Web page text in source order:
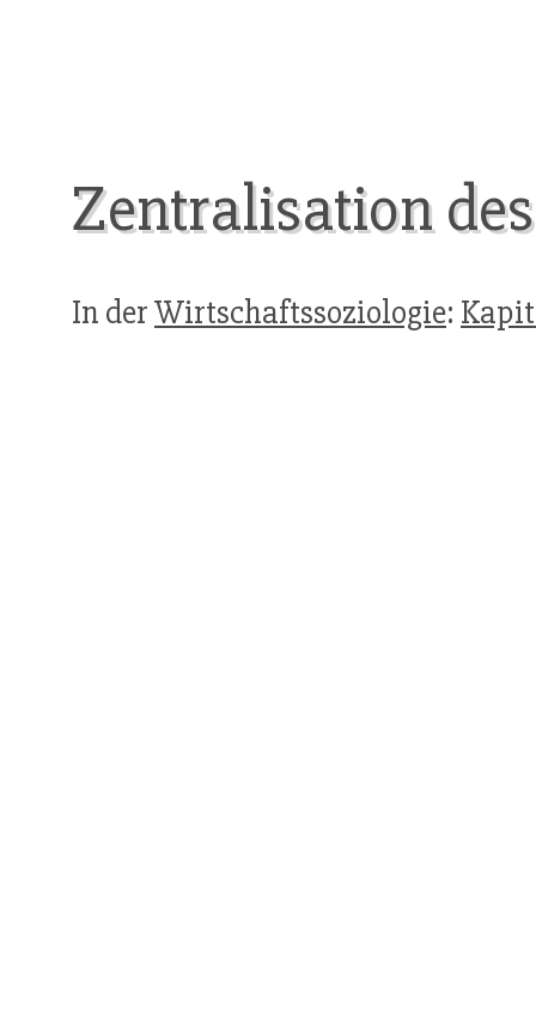
Zentralisation
In derWirtschaftssoziologie: